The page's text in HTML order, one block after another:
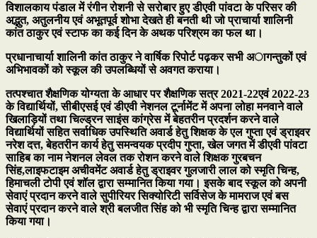
विशालकाय पंडाल में रंगीन रोशनी से सरोबार हुए डीएवी पांवटा के परिसर की
अद्भुत, अतुलनीय एवं अभूतपूर्व शोभा देखते ही बनती थी जो प्राचार्या शालिनी
कांत ठाकुर एवं स्टाफ का कई दिन के अथक परिश्रम का फल था।
प्रधानाचार्या शालिनी कांत ठाकुर ने वार्षिक रिपोर्ट पढ़कर सभी अागन्तुकों एवं
अभिभावकों को स्कूल की उपलब्धियों से अवगत कराया।
तत्पश्चात शैक्षणिक योग्यता के आधार पर शैक्षणिक सत्र 2021-22एवं 2022-23
के विद्यार्थियों, सीबीएसई एवं डीएवी नेशनल टूर्नामेंट में अपना लोहा मनवाने वाले
खिलाड़ियों तथा चिल्ड्रन साइंस कांग्रेस में बेहतरीन प्रदर्शन करने वाले
विद्यार्थियों सहित सर्वाधिक उपस्थिति अवार्ड हेतु शिक्षक के एल गुप्ता एवं ड्राइवर
नरेश दत्त, बेहतरीन कार्य हेतु समन्वयक प्रदीप गुप्ता, खेल जगत में डीएवी पांवटा
साहिब का नाम नेशनल लेवल तक रोशन करने वाले शिक्षक गुरबचन
सिंह,लाइफटाइम अचीवमेंट अवार्ड हेतु ड्राइवर गुलजारी लाल को स्मृति चिन्ह,
हिमाचली टोपी एवं शॉल द्वारा सम्मानित किया गया। इसके बाद स्कूल को अपनी
सेवाएं प्रदान करने वाले सुपीरियर सिक्योरिटी सर्विसेज के मामराज एवं बस
सेवाएं प्रदान करने वाले श्री बलजीत सिंह को भी स्मृति चिन्ह द्वारा सम्मानित
किया गया।